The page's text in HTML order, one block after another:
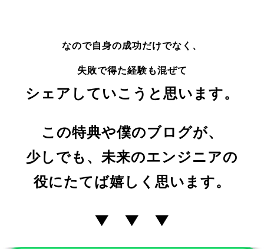
なので自身の成功だけでなく、
失敗で得た経験も混ぜて
シェアしていこうと思います。
この特典や僕のブログが、
少しでも、未来のエンジニアの
役にたてば嬉しく思います。
▼ ▼ ▼